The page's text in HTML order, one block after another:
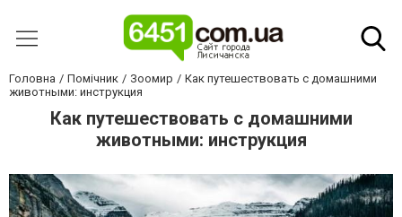
Головна Помічник Зоомир
Как путешествовать с домашними
животными: инструкция
Как путешествовать с домашними
животными: инструкция